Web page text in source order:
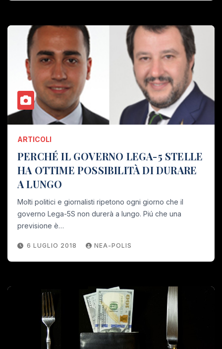
ARTICOLI
PERCHÉ IL GOVERNO LEGA-5 STELLE
HA OTTIME POSSIBILITÀ DI DURARE
A LUNGO
Molti politici e giornalisti ripetono ogni giorno che il
governo Lega-5S non durerà a lungo. Piú che una
previsione è…
6 LUGLIO 2018 NEA-POLIS